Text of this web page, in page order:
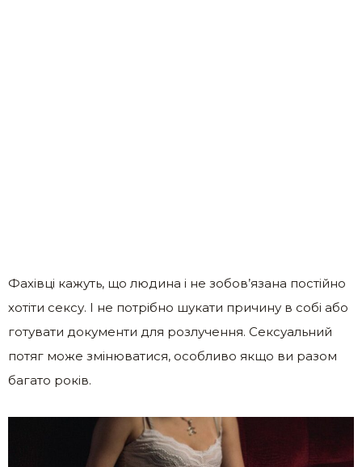
Фахівці кажуть, що людина і не зобов’язана постійно
хотіти сексу. І не потрібно шукати причину в собі або
готувати документи для розлучення. Сексуальний
потяг може змінюватися, особливо якщо ви разом
багато років.